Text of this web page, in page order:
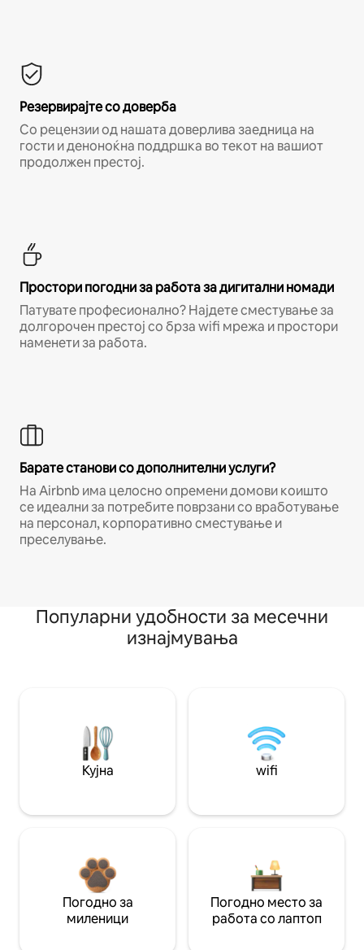
Резервирајте со доверба
Со рецензии од нашата доверлива заедница на
гости и деноноќна поддршка во текот на вашиот
продолжен престој.
Простори погодни за работа за дигитални номади
Патувате професионално? Најдете сместување за
долгорочен престој со брза wifi мрежа и простори
наменети за работа.
Барате станови со дополнителни услуги?
На Airbnb има целосно опремени домови коишто
се идеални за потребите поврзани со вработување
на персонал, корпоративно сместување и
преселување.
Популарни удобности за месечни
изнајмувања
Кујна wifi
Погодно за
миленици
Погодно место за
работа со лаптоп